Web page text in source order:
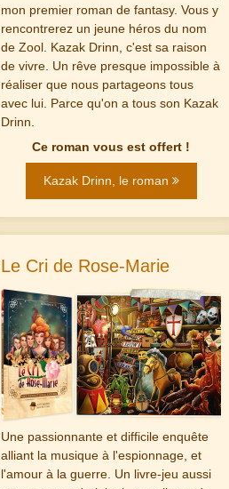
mon premier roman de fantasy. Vous y
rencontrerez un jeune héros du nom
de Zool. Kazak Drinn, c'est sa raison
de vivre. Un rêve presque impossible à
réaliser que nous partageons tous
avec lui. Parce qu'on a tous son Kazak
Drinn.
Ce roman vous est offert !
Kazak Drinn, le roman
Le Cri de Rose-Marie
Une passionnante et difficile enquête
alliant la musique à l'espionnage, et
l'amour à la guerre. Un livre-jeu aussi